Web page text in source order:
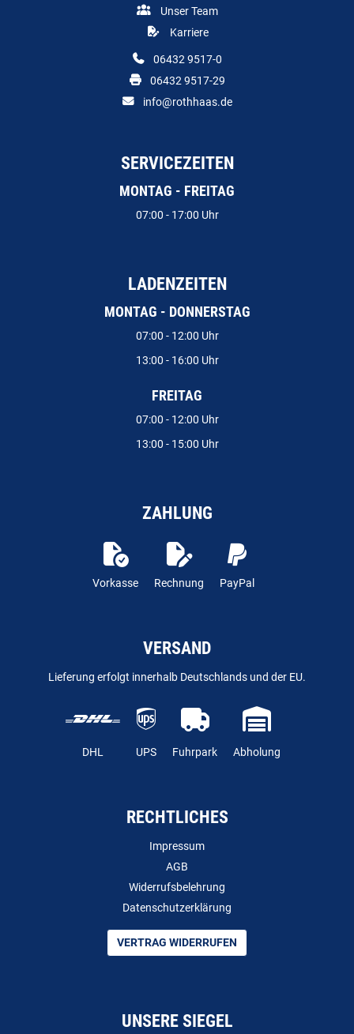
Unser Team
Karriere
06432 9517-0
06432 9517-29
info@rothhaas.de
SERVICEZEITEN
MONTAG - FREITAG
07:00 - 17:00 Uhr
LADENZEITEN
MONTAG - DONNERSTAG
07:00 - 12:00 Uhr
13:00 - 16:00 Uhr
FREITAG
07:00 - 12:00 Uhr
13:00 - 15:00 Uhr
ZAHLUNG
Vorkasse Rechnung PayPal
VERSAND
Lieferung erfolgt innerhalb Deutschlands und der EU.
DHL UPS Fuhrpark Abholung
RECHTLICHES
Impressum
AGB
Widerrufsbelehrung
Datenschutzerklärung
VERTRAG WIDERRUFEN
UNSERE SIEGEL